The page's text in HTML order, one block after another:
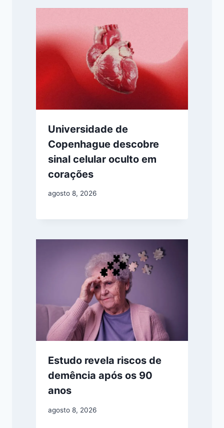
Universidade de
Copenhague descobre
sinal celular oculto em
corações
agosto 8, 2026
Estudo revela riscos de
demência após os 90
anos
agosto 8, 2026